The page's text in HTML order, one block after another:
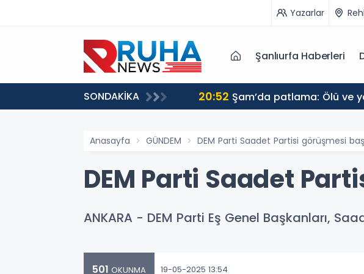
Yazarlar
Şanlıurfa Haberleri
SONDAKİKA
geçmeye davet ediyoruz 20:52 Şam’da patlama: Ölü ve
Anasayfa GÜNDEM DEM Parti Saadet Partisi görüşmesi
DEM Parti Saadet
ANKARA - DEM Parti Eş Genel Başkanları,
501 OKUNMA 19-05-2025 13:54